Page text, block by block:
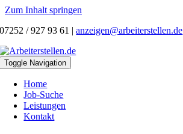
Zum Inhalt springen
07252 / 927 93 61 |anzeigen@arbeiterstellen.de
Toggle Navigation
Home
Job-Suche
Leistungen
Kontakt